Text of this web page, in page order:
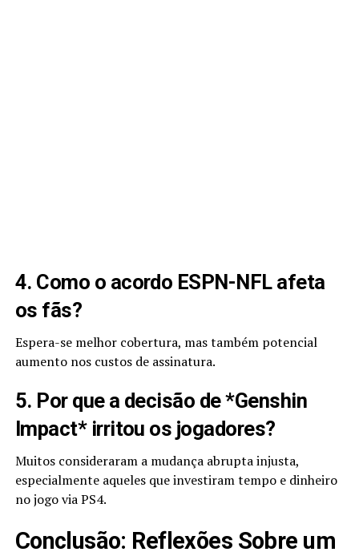
4. Como o acordo ESPN-NFL afeta
os fãs?
Espera-se melhor cobertura, mas também potencial
aumento nos custos de assinatura.
5. Por que a decisão de *Genshin
Impact* irritou os jogadores?
Muitos consideraram a mudança abrupta injusta,
especialmente aqueles que investiram tempo e dinheiro
no jogo via PS4.
Conclusão: Reflexões Sobre um